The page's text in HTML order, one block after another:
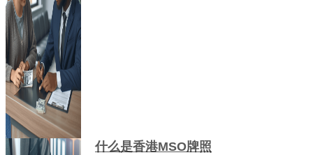
什么是香港MSO牌照